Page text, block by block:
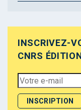
INSCRIVEZ-
CNRS